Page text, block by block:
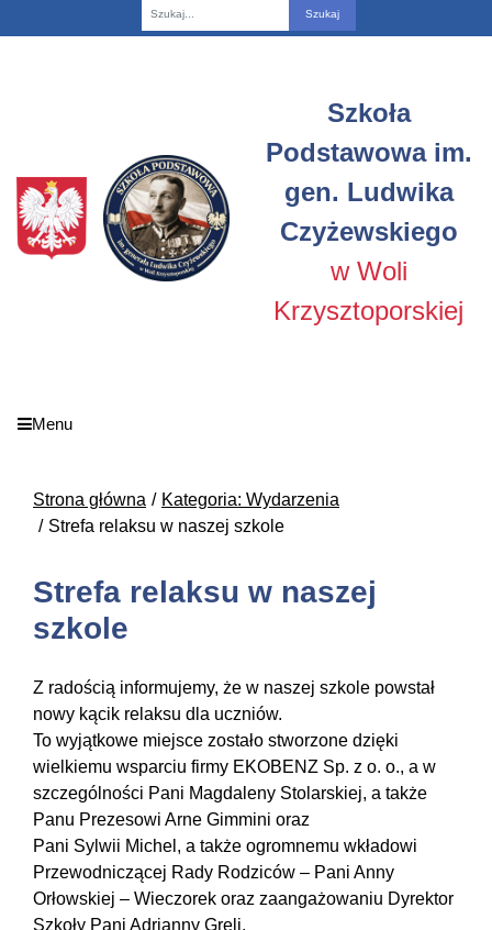
Szkoła
Podstawowa im.
gen. Ludwika
Czyżewskiego
w Woli
Krzysztoporskiej
Menu
Strona główna
Kategoria: Wydarzenia
Strefa relaksu w naszej szkole
Strefa relaksu w naszej
szkole
Z radością informujemy, że w naszej szkole powstał
nowy kącik relaksu dla uczniów.
To wyjątkowe miejsce zostało stworzone dzięki
wielkiemu wsparciu firmy EKOBENZ Sp. z o. o., a w
szczególności Pani Magdaleny Stolarskiej, a także
Panu Prezesowi Arne Gimmini oraz
Pani Sylwii Michel, a także ogromnemu wkładowi
Przewodniczącej Rady Rodziców – Pani Anny
Orłowskiej – Wieczorek oraz zaangażowaniu Dyrektor
Szkoły Pani Adrianny Greli.